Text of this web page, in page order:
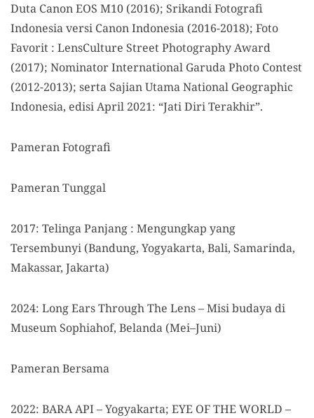
Duta Canon EOS M10 (2016); Srikandi Fotografi
Indonesia versi Canon Indonesia (2016-2018); Foto
Favorit : LensCulture Street Photography Award
(2017); Nominator International Garuda Photo Contest
(2012-2013); serta Sajian Utama National Geographic
Indonesia, edisi April 2021: “Jati Diri Terakhir”.
Pameran Fotografi
Pameran Tunggal
2017: Telinga Panjang : Mengungkap yang
Tersembunyi (Bandung, Yogyakarta, Bali, Samarinda,
Makassar, Jakarta)
2024: Long Ears Through The Lens – Misi budaya di
Museum Sophiahof, Belanda (Mei–Juni)
Pameran Bersama
2022: BARA API – Yogyakarta; EYE OF THE WORLD –